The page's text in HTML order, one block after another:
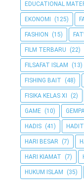
EDUCATIONAL
EKONOMI (125)
FASHION (15)
FILM TERBARU (22)
FILSAFAT ISLAM (13)
FISHING BAIT (48)
FISIKA KELAS XI (2)
GAME (10)
HADIS (41)
HARI BESAR (7)
HARI KIAMAT (7)
HUKUM ISLAM (35)